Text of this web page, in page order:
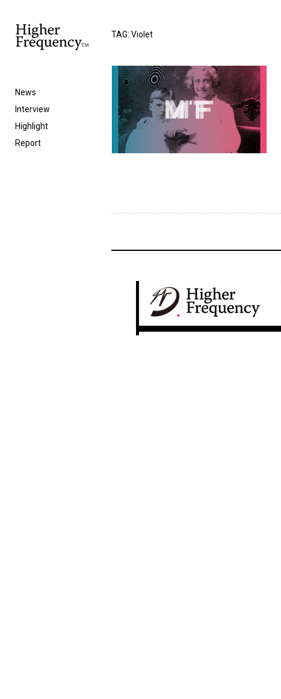
News
Interview
Highlight
Report
TAG: Violet